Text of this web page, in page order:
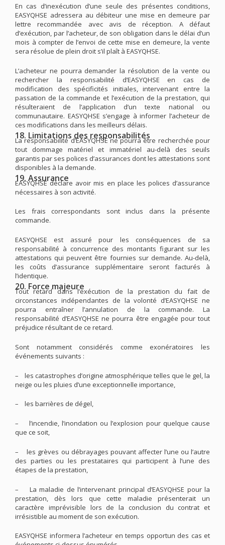
En cas d’inexécution d’une seule des présentes conditions,
EASYQHSE adressera au débiteur une mise en demeure par
lettre recommandée avec avis de réception. A défaut
d’exécution, par l’acheteur, de son obligation dans le délai d’un
mois à compter de l’envoi de cette mise en demeure, la vente
sera résolue de plein droit s’il plaît à EASYQHSE.
L’acheteur ne pourra demander la résolution de la vente ou
rechercher la responsabilité d’EASYQHSE en cas de
modification des spécificités initiales, intervenant entre la
passation de la commande et l’exécution de la prestation, qui
résulteraient de l’application d’un texte national ou
communautaire. EASYQHSE s’engage à informer l’acheteur de
ces modifications dans les meilleurs délais.
18. Limitations des responsabilités
La responsabilité d’EASYQHSE ne pourra être recherchée pour
tout dommage matériel et immatériel au-delà des seuils
garantis par ses polices d’assurances dont les attestations sont
disponibles à la demande.
19. Assurance
EASYQHSE déclare avoir mis en place les polices d’assurance
nécessaires à son activité.
Les frais correspondants sont inclus dans la présente
commande.
EASYQHSE est assuré pour les conséquences de sa
responsabilité à concurrence des montants figurant sur les
attestations qui peuvent être fournies sur demande. Au-delà,
les coûts d’assurance supplémentaire seront facturés à
l’identique.
20. Force majeure
Tout retard dans l’exécution de la prestation du fait de
circonstances indépendantes de la volonté d’EASYQHSE ne
pourra entraîner l’annulation de la commande. La
responsabilité d’EASYQHSE ne pourra être engagée pour tout
préjudice résultant de ce retard.
Sont notamment considérés comme exonératoires les
événements suivants :
–
les catastrophes d’origine atmosphérique telles que le gel, la
neige ou les pluies d’une exceptionnelle importance,
– les barrières de dégel,
–
l’incendie, l’inondation ou l’explosion pour quelque cause
que ce soit,
–
les grèves ou débrayages pouvant affecter l’une ou l’autre
des parties ou les prestataires qui participent à l’une des
étapes de la prestation,
–
La maladie de l’intervenant principal d’EASYQHSE pour la
prestation, dès lors que cette maladie présenterait un
caractère imprévisible lors de la conclusion du contrat et
irrésistible au moment de son exécution.
EASYQHSE informera l’acheteur en temps opportun des cas et